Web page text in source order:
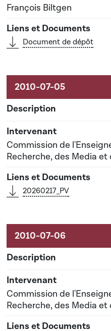
François Biltgen
Document de dépôt
Commission de
Recherche, des Media
20260217_PV
Commission de
Recherche, des Media